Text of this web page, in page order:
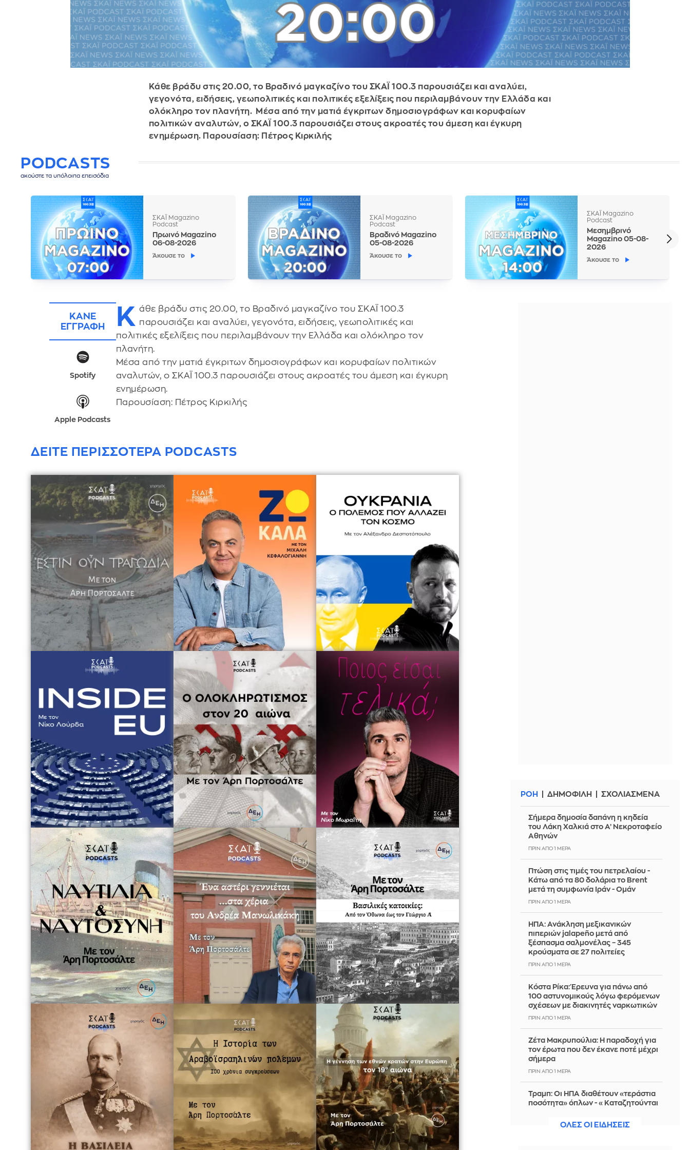
Κάθε βράδυ στις 20.00, το Βραδινό μαγκαζίνο του ΣΚΑΪ 100.3 παρουσιάζει και αναλύει,
γεγονότα, ειδήσεις, γεωπολιτικές και πολιτικές εξελίξεις που περιλαμβάνουν την Ελλάδα και
ολόκληρο τον πλανήτη. Μέσα από την ματιά έγκριτων δημοσιογράφων και κορυφαίων
πολιτικών αναλυτών, ο ΣΚΑΪ 100.3 παρουσιάζει στους ακροατές του άμεση και έγκυρη
ενημέρωση. Παρουσίαση: Πέτρος Κιρκιλής
PODCASTS
ακούστε τα υπόλοιπα επεισόδια
ΣΚΑΪ Magazino
Podcast
Πρωινό Magazino
06-08-2026
Άκουσε το
ΣΚΑΪ Magazino
Podcast
Βραδινό Magazino
05-08-2026
Άκουσε το
ΣΚΑΪ Magazino
Podcast
Μεσημβρινό
Magazino 05-08-
2026
Άκουσε το
ΚΑΝΕ
ΕΓΓΡΑΦΗ
Spotify
Apple Podcasts
Κ άθε βράδυ στις 20.00, το Βραδινό μαγκαζίνο του ΣΚΑΪ 100.3
παρουσιάζει και αναλύει, γεγονότα, ειδήσεις, γεωπολιτικές και
πολιτικές εξελίξεις που περιλαμβάνουν την Ελλάδα και ολόκληρο τον
πλανήτη.
Μέσα από την ματιά έγκριτων δημοσιογράφων και κορυφαίων πολιτικών
αναλυτών, ο ΣΚΑΪ 100.3 παρουσιάζει στους ακροατές του άμεση και έγκυρη
ενημέρωση.
Παρουσίαση: Πέτρος Κιρκιλής
ΔΕΙΤΕ ΠΕΡΙΣΣΟΤΕΡΑ PODCASTS
ΡΟΗ ΔΗΜΟΦΙΛΗ ΣΧΟΛΙΑΣΜΕΝΑ
Σήμερα δημοσία δαπάνη η κηδεία
του Λάκη Χαλκιά στο Α’ Νεκροταφείο
Αθηνών
ΠΡΙΝ ΑΠΌ 1 ΜΈΡΑ
Πτώση στις τιμές του πετρελαίου -
Κάτω από τα 80 δολάρια το Brent
μετά τη συμφωνία Ιράν - Ομάν
ΠΡΙΝ ΑΠΌ 1 ΜΈΡΑ
ΗΠΑ: Ανάκληση μεξικανικών
πιπεριών jalapeño μετά από
ξέσπασμα σαλμονέλας – 345
κρούσματα σε 27 πολιτείες
ΠΡΙΝ ΑΠΌ 1 ΜΈΡΑ
Κόστα Ρίκα: Έρευνα για πάνω από
100 αστυνομικούς λόγω φερόμενων
σχέσεων με διακινητές ναρκωτικών
ΠΡΙΝ ΑΠΌ 1 ΜΈΡΑ
Ζέτα Μακρυπούλια: Η παραδοχή για
τον έρωτα που δεν έκανε ποτέ μέχρι
σήμερα
ΠΡΙΝ ΑΠΌ 1 ΜΈΡΑ
Τραμπ: Οι ΗΠΑ διαθέτουν «τεράστια
ποσότητα» όπλων - «Καταζητούνται
αναφορές»ΟΛΕΣ ΟΙ ΕΙΔΗΣΕΙΣ